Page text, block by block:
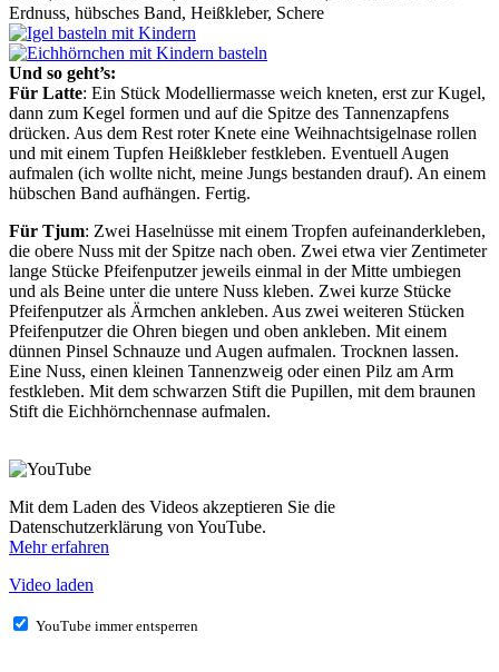
Erdnuss, hübsches Band, Heißkleber, Schere
Und so geht’s:
Für Latte: Ein Stück Modelliermasse weich kneten, erst zur Kugel,
dann zum Kegel formen und auf die Spitze des Tannenzapfens
drücken. Aus dem Rest roter Knete eine Weihnachtsigelnase rollen
und mit einem Tupfen Heißkleber festkleben. Eventuell Augen
aufmalen (ich wollte nicht, meine Jungs bestanden drauf). An einem
hübschen Band aufhängen. Fertig.
Für Tjum: Zwei Haselnüsse mit einem Tropfen aufeinanderkleben,
die obere Nuss mit der Spitze nach oben. Zwei etwa vier Zentimeter
lange Stücke Pfeifenputzer jeweils einmal in der Mitte umbiegen
und als Beine unter die untere Nuss kleben. Zwei kurze Stücke
Pfeifenputzer als Ärmchen ankleben. Aus zwei weiteren Stücken
Pfeifenputzer die Ohren biegen und oben ankleben. Mit einem
dünnen Pinsel Schnauze und Augen aufmalen. Trocknen lassen.
Eine Nuss, einen kleinen Tannenzweig oder einen Pilz am Arm
festkleben. Mit dem schwarzen Stift die Pupillen, mit dem braunen
Stift die Eichhörnchennase aufmalen.
Mit dem Laden des Videos akzeptieren Sie die
Datenschutzerklärung von YouTube.
Mehr erfahren
Video laden
YouTube immer entsperren